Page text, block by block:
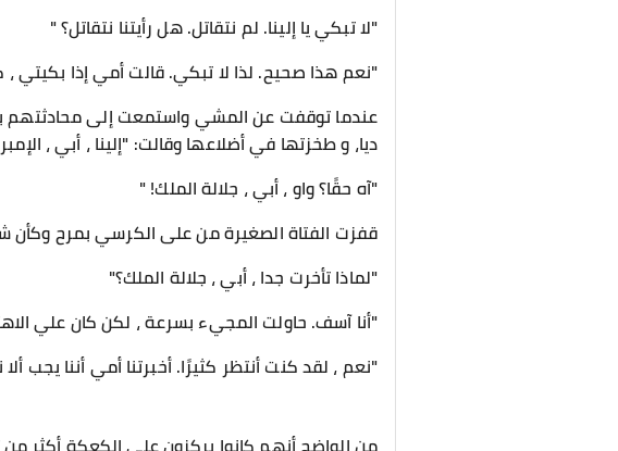
"لا تبكي يا إلينا. لم نتقاتل. هل رأيتنا نتقاتل؟ "
"نعم هذا صحيح. لذا لا تبكي. قالت أمي إذا بكيتي
عندما توقفت عن المشي واستمعت إلى محادثتهم
ديا، و طخزتها في أضلاعها وقالت: "إلينا ، أبي ،
"آه حقًا؟ واو ، أبي ، جلالة الملك! "
قفزت الفتاة الصغيرة من على الكرسي بمرح وكأن
"لماذا تأخرت جدا ، أبي ، جلالة الملك؟"
"أنا آسف. حاولت المجيء بسرعة ، لكن كان علي
"نعم ، لقد كنت أنتظر كثيرًا. أخبرتنا أمي أننا يجب